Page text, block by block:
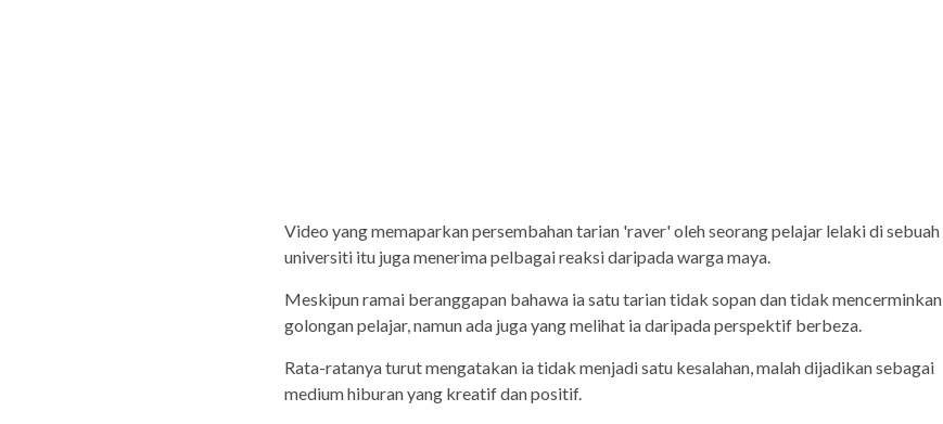
Video yang memaparkan persembahan tarian 'raver' oleh seorang pelajar lelaki di sebuah
universiti itu juga menerima pelbagai reaksi daripada warga maya.
Meskipun ramai beranggapan bahawa ia satu tarian tidak sopan dan tidak mencerminkan
golongan pelajar, namun ada juga yang melihat ia daripada perspektif berbeza.
Rata-ratanya turut mengatakan ia tidak menjadi satu kesalahan, malah dijadikan sebagai
medium hiburan yang kreatif dan positif.